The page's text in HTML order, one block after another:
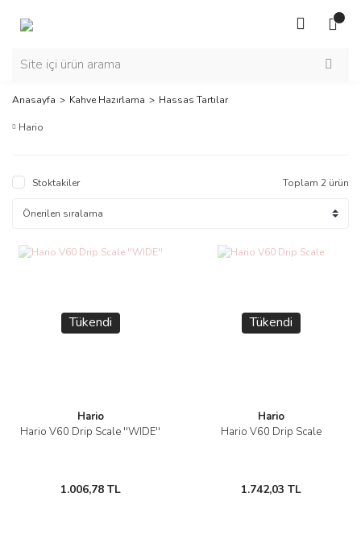
Anasayfa Kahve Hazırlama Hassas Tartılar
Hario
Stoktakiler Toplam 2 ürün
Tükendi
Hario
Hario V60 Drip Scale ''WIDE''
1.006,78 TL
Tükendi
Hario
Hario V60 Drip Scale
1.742,03 TL